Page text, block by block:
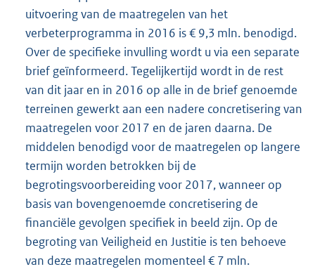
uitvoering van de maatregelen van het
verbeterprogramma in 2016 is € 9,3 mln. benodigd.
Over de specifieke invulling wordt u via een separate
brief geïnformeerd. Tegelijkertijd wordt in de rest
van dit jaar en in 2016 op alle in de brief genoemde
terreinen gewerkt aan een nadere concretisering van
maatregelen voor 2017 en de jaren daarna. De
middelen benodigd voor de maatregelen op langere
termijn worden betrokken bij de
begrotingsvoorbereiding voor 2017, wanneer op
basis van bovengenoemde concretisering de
financiële gevolgen specifiek in beeld zijn. Op de
begroting van Veiligheid en Justitie is ten behoeve
van deze maatregelen momenteel € 7 mln.